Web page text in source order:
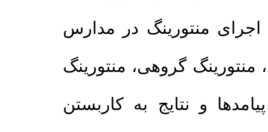
منتورینگ در مدارس
گروهی، منتورینگ
و نتایج به کاربستن